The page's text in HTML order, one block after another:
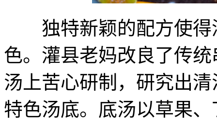
独特新颖的配方使得
色。灌县老妈改良了传
汤上苦心研制，研究出
特色汤底。底汤以草果